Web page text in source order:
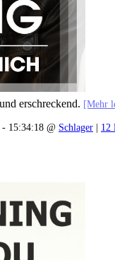
erschreckend. [Mehr
15:34:18 @ Schlager | 12